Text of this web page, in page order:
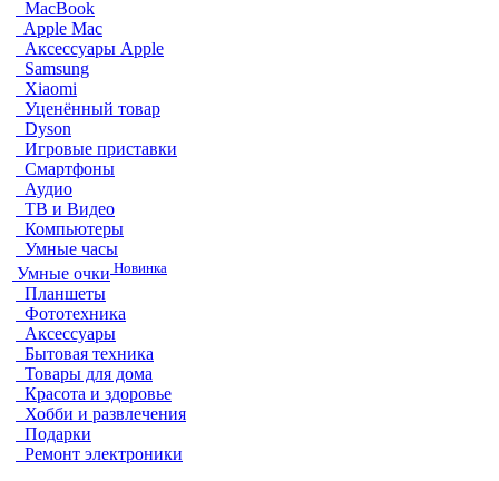
MacBook
Apple Mac
Аксессуары Apple
Samsung
Xiaomi
Уценённый товар
Dyson
Игровые приставки
Смартфоны
Аудио
ТВ и Видео
Компьютеры
Умные часы
Умные очки Новинка
Планшеты
Фототехника
Аксессуары
Бытовая техника
Товары для дома
Красота и здоровье
Хобби и развлечения
Подарки
Ремонт электроники